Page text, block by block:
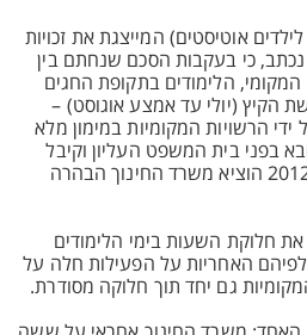
אוטיסטים) המייצגת את זכויות
נכתב, כי בעקבות הסכם שנחתם בין
הלימודים בתקופת החגים
הקיץ (יולי עד אמצע אוגוסט) –
הרשויות המקומיות במימון מלא
בפני בית המשפט העליון וקיבל
תוקף של פסק דין. בנובמבר 2012 הוציא משרד החינוך הבהרה
חלוקת השעות בימי הלימודים
לפיהם האחריות על הפעילות חלה על
גם יחד תוך חלוקה מסודרת.